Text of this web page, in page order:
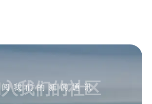
我们的新闻通讯
我们的社区